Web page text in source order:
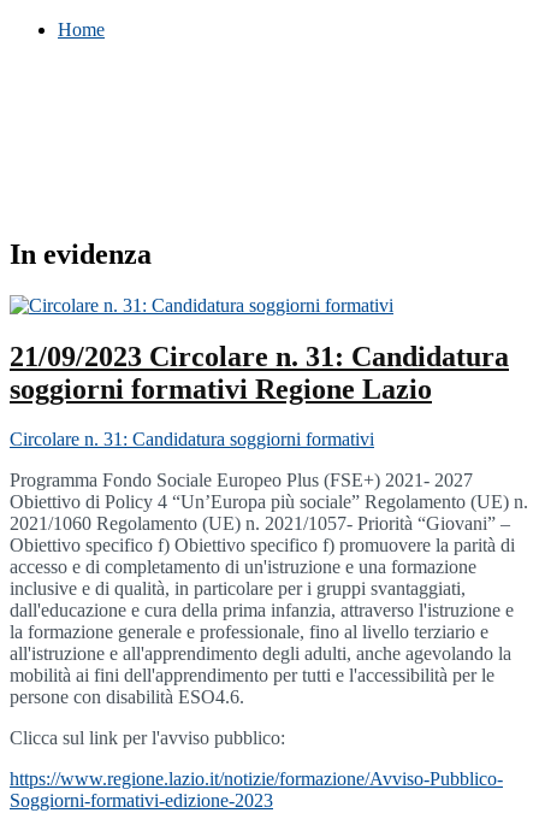
Home
In evidenza
21/09/2023 Circolare n. 31: Candidatura
soggiorni formativi Regione Lazio
Circolare n. 31: Candidatura soggiorni formativi
Programma Fondo Sociale Europeo Plus (FSE+) 2021- 2027
Obiettivo di Policy 4 “Un’Europa più sociale” Regolamento (UE) n.
2021/1060 Regolamento (UE) n. 2021/1057- Priorità “Giovani” –
Obiettivo specifico f) Obiettivo specifico f) promuovere la parità di
accesso e di completamento di un'istruzione e una formazione
inclusive e di qualità, in particolare per i gruppi svantaggiati,
dall'educazione e cura della prima infanzia, attraverso l'istruzione e
la formazione generale e professionale, fino al livello terziario e
all'istruzione e all'apprendimento degli adulti, anche agevolando la
mobilità ai fini dell'apprendimento per tutti e l'accessibilità per le
persone con disabilità ESO4.6.
Clicca sul link per l'avviso pubblico:
https://www.regione.lazio.it/notizie/formazione/Avviso-Pubblico-
Soggiorni-formativi-edizione-2023